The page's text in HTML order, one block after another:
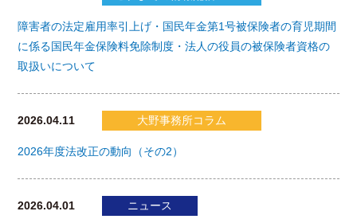
障害者の法定雇用率引上げ・国民年金第1号被保険者の育児期間
に係る国民年金保険料免除制度・法人の役員の被保険者資格の
取扱いについて
2026.04.11 大野事務所コラム
2026年度法改正の動向（その2）
2026.04.01 ニュース